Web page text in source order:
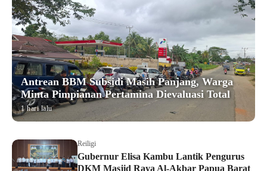
Antrean BBM Subsidi Masih Panjang, Warga
Minta Pimpianan Pertamina Dievaluasi Total
1 hari lalu
Reiligi
Gubernur Elisa Kambu Lantik Pengurus
DKM Masjid Raya Al-Akbar Papua Barat